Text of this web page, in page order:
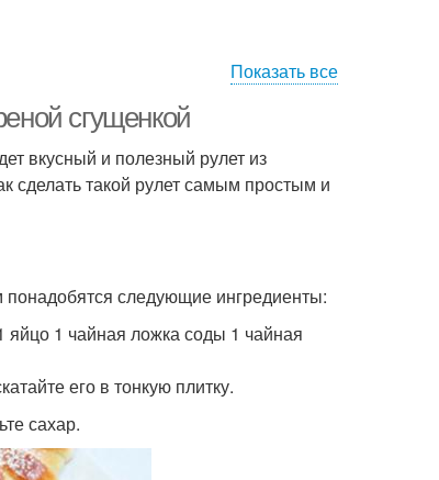
Показать все
сгущенкой
вкусный и полезный рулет из
сделать такой рулет самым простым и
понадобятся следующие ингредиенты:
яйцо 1 чайная ложка соды 1 чайная
его в тонкую плитку.
сахар.